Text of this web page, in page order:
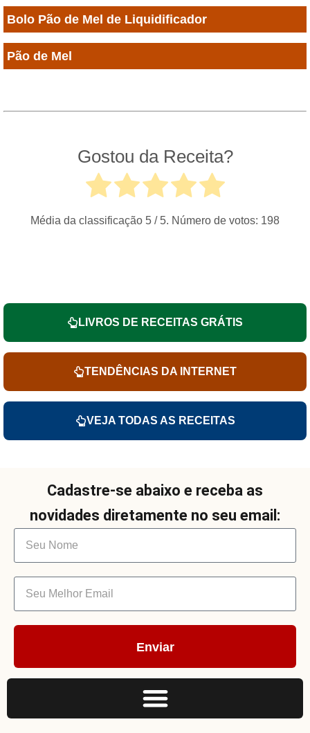
Bolo Pão de Mel de Liquidificador
Pão de Mel
Gostou da Receita?
Média da classificação 5 / 5. Número de votos: 198
LIVROS DE RECEITAS GRÁTIS
TENDÊNCIAS DA INTERNET
VEJA TODAS AS RECEITAS
Cadastre-se abaixo e receba as
novidades diretamente no seu email:
Enviar